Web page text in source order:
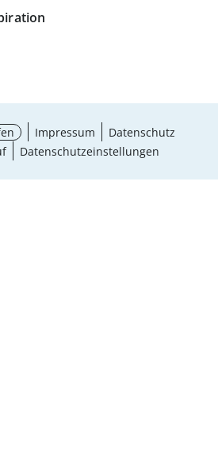
Impressum
Datenschutz
Datenschutzeinstellungen